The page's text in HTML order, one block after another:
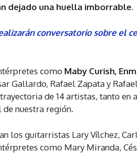
dejado una huella imborrable.
conversatorio sobre el
como Maby Curish,
Gallardo, Rafael Zapata y
de 14 artistas, tanto en
de nuestra región.
los guitarristas Lary Vílchez,
como Mary Miranda,